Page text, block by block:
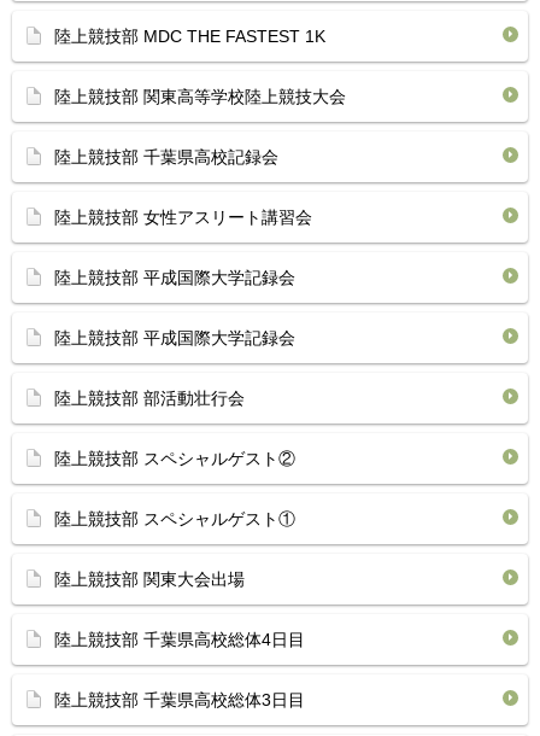
陸上競技部 MDC THE FASTEST 1K
陸上競技部 関東高等学校陸上競技大会
陸上競技部 千葉県高校記録会
陸上競技部 女性アスリート講習会
陸上競技部 平成国際大学記録会
陸上競技部 平成国際大学記録会
陸上競技部 部活動壮行会
陸上競技部 スペシャルゲスト②
陸上競技部 スペシャルゲスト①
陸上競技部 関東大会出場
陸上競技部 千葉県高校総体4日目
陸上競技部 千葉県高校総体3日目